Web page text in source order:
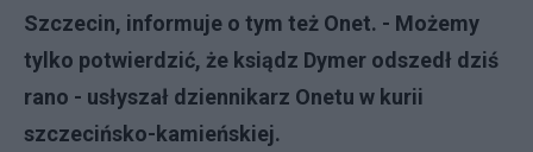
Szczecin, informuje o tym też Onet. - Możemy
tylko potwierdzić, że ksiądz Dymer odszedł dziś
rano - usłyszał dziennikarz Onetu w kurii
szczecińsko-kamieńskiej.